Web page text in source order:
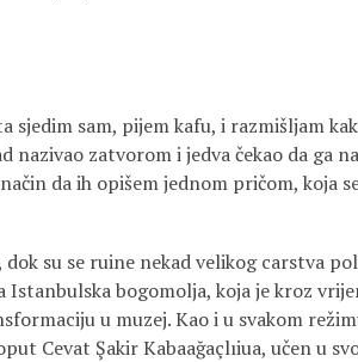
sjedim sam, pijem kafu, i razmišljam
zatvorom i jedva čekao da ga
da ih opišem jednom pričom, koja
su se ruine nekad velikog carstva
Istanbulska bogomolja, koja je kroz
u muzej. Kao i u svakom
Cevat Şakir Kabaağaçlıiua, učen u